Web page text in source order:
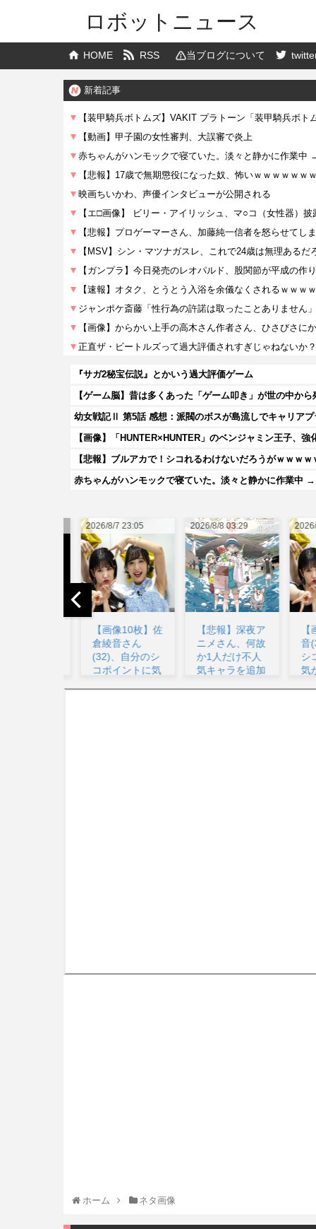
ロボットニュース
HOME RSS 当ブログについて
新着記事
『サガ2秘宝伝説』とかいう過大評価ゲーム
幼女戦記Ⅱ 第5話 感想：派閥のボスが島流しでキャリア
【画像】「HUNTER×HUNTER」のベンジャミン王子、強
【悲報】ブルアカで！シコれるわけないだろうがｗｗｗｗ
赤ちゃんがハンモックで寝ていた。淡々と静かに作業中
2026/8/8 03:29
【悲報】深夜ア
ニメさん、何故
か1人だけ不人
気キャラを追加
2026/8/8 02:41
【画像】佐倉綾
音(32)、自分の
シコポイントに
気がつくwww...
ホーム ネタ画像